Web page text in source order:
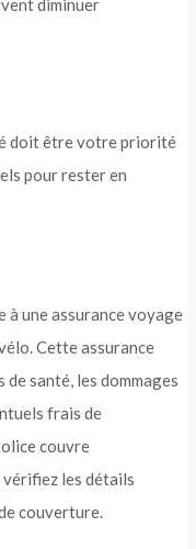
diminuer
doit être votre priorité
pour rester en
à une assurance voyage
Cette assurance
santé, les dommages
frais de
couvre
les détails
couverture.